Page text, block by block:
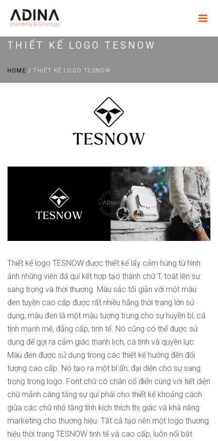
THIẾT KẾ LOGO TESNOW
HOME /THIẾT KẾ LOGO TESNOW
Thiết kế logo TESNOW được thiết kế lấy cảm hứng từ hình
ảnh những viên đá quí kết hợp tạo thành chữ T, toát lên sự
sang trọng và thời thượng. Màu sắc tối giản với một màu
đen tuyền cao cấp được rất nhiều hãng thời trang lớn sử
dụng, màu đen là một màu tượng trưng cho sự huyền bí, cá
tính mạnh mẽ, đẳng cấp, tinh tế. Nó cũng có thể được sử
dụng để gợi ra cảm giác thanh lịch, cá tính và quyền lực.
Màu đen được sử dụng trong các thiết kế hướng đến đối
tượng cao cấp. Nó tạo ra một bí ẩn, đại diện cho sự sang
trọng trong logo. Font chữ có chân cổ điển cùng với tiết diện
chữ mảnh càng tăng sự quí phái cho thiết kế khoảng cách
giữa các chữ nhỏ tăng tính kích thích thị giác và khả năng
marketing cho thương hiệu. Tất cả tạo nên một logo thương
hiệu thời trang TESNOW tinh tế và cao cấp, luôn nổi bật